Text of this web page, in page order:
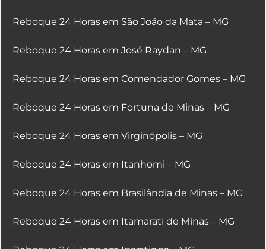
Reboque 24 Horas em São João da Mata – MG
Reboque 24 Horas em José Raydan – MG
Reboque 24 Horas em Comendador Gomes – MG
Reboque 24 Horas em Fortuna de Minas – MG
Reboque 24 Horas em Virginópolis – MG
Reboque 24 Horas em Itanhomi – MG
Reboque 24 Horas em Brasilândia de Minas – MG
Reboque 24 Horas em Itamarati de Minas – MG